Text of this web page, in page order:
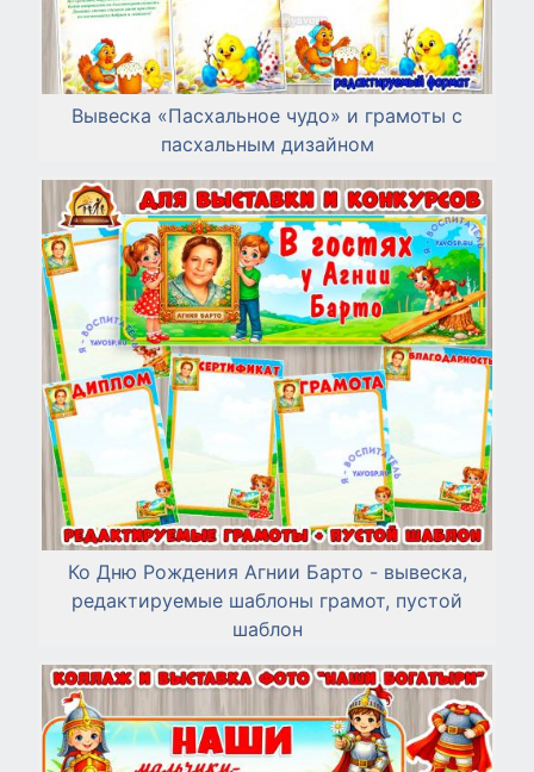
Вывеска «Пасхальное чудо» и грамоты с
пасхальным дизайном
Ко Дню Рождения Агнии Барто - вывеска,
редактируемые шаблоны грамот, пустой
шаблон